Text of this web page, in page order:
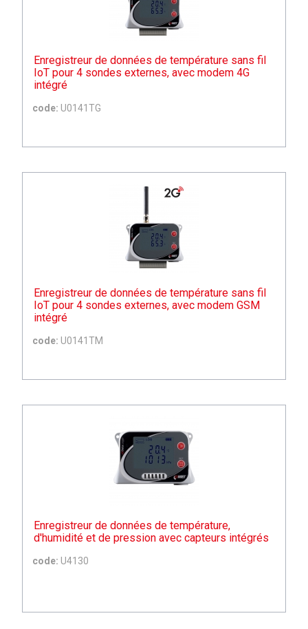
Enregistreur de données de température sans fil
IoT pour 4 sondes externes, avec modem 4G
intégré
code: U0141TG
Enregistreur de données de température sans fil
IoT pour 4 sondes externes, avec modem GSM
intégré
code: U0141TM
Enregistreur de données de température,
d'humidité et de pression avec capteurs intégrés
code: U4130